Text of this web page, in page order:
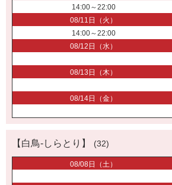
14:00～22:00
08/11日（火）
14:00～22:00
08/12日（水）
08/13日（木）
08/14日（金）
【白鳥-しらとり】 (32)
08/08日（土）